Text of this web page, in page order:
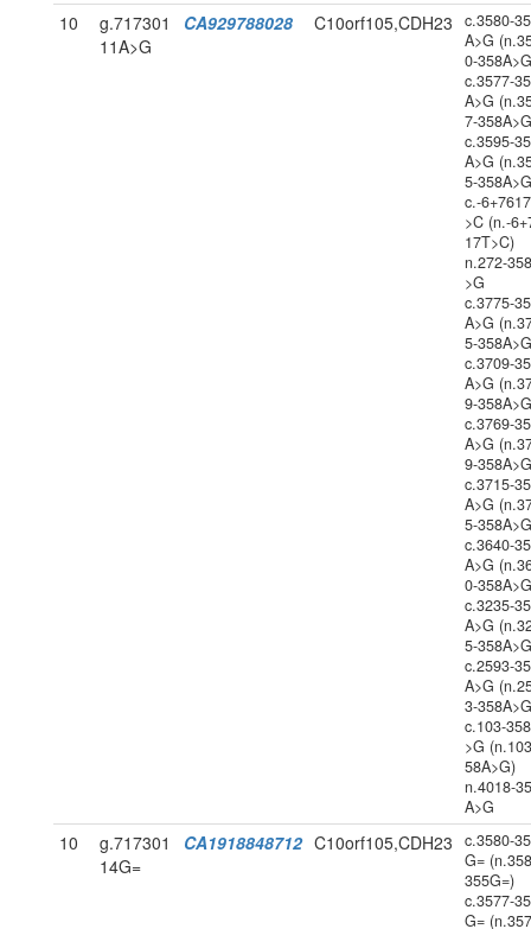
10
g.717301
11A>G
CA929788028 C10orf105,CDH23
c.3580-
A>G
0-
c.3577-
A>G
7-
c.3595-
A>G
5-
c.-
>C (n.-
17T>C)
n.272-
>G
c.3775-
A>G
5-
c.3709-
A>G
9-
c.3769-
A>G
9-
c.3715-
A>G
5-
c.3640-
A>G
0-
c.3235-
A>G
5-
c.2593-
A>G
3-
c.103-
>G
58A>G)
n.4018-
A>G
10
g.717301
14G=
CA1918848712 C10orf105,CDH23
c.3580-
G=
355G=)
c.3577-
G=